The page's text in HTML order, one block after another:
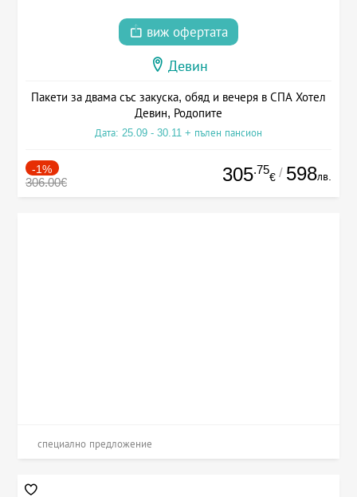
виж офертата
Девин
Пакети за двама със закуска, обяд и вечеря в СПА Хотел
Девин, Родопите
Дата: 25.09 - 30.11 + пълен пансион
-1%
306.00€ 305.75
€ / 598лв.
специално предложение